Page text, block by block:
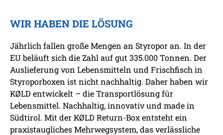
WIR HABEN DIE LÖSUNG
Jährlich fallen große Mengen an Styropor an. In der
EU beläuft sich die Zahl auf gut 335.000 Tonnen. Der
Auslieferung von Lebensmitteln und Frischfisch in
Styroporboxen ist nicht nachhaltig. Daher haben wir
KØLD entwickelt – die Transportlösung für
Lebensmittel. Nachhaltig, innovativ und made in
Südtirol. Mit der KØLD Return-Box entsteht ein
praxistaugliches Mehrwegsystem, das verlässliche